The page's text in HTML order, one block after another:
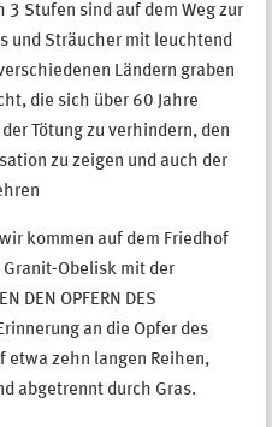
3 Stufen sind auf dem Weg zur
und Sträucher mit leuchtend
Ländern graben
die sich über 60 Jahre
Tötung zu verhindern, den
zu zeigen und auch der
kommen auf dem Friedhof
Granit-Obelisk mit der
DEN OPFERN DES
an die Opfer des
etwa zehn langen Reihen,
abgetrennt durch Gras.